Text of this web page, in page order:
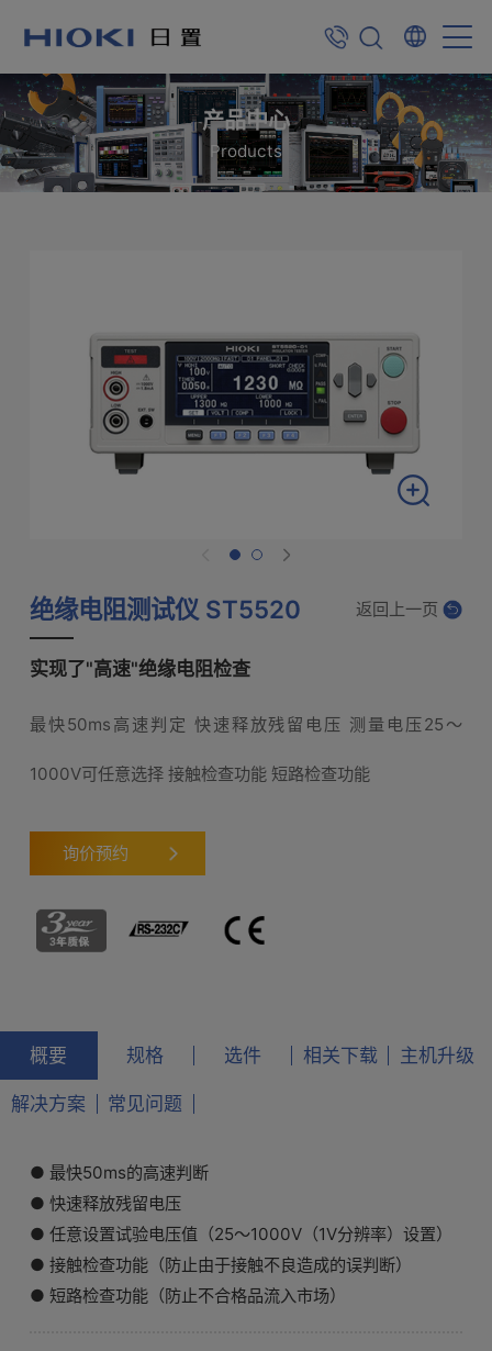
产品中心
Products
绝缘电阻测试仪 ST5520 返回上一页
实现了"高速"绝缘电阻检查
最快50ms高速判定 快速释放残留电压 测量电压25～
1000V可任意选择 接触检查功能 短路检查功能
询价预约
概要 规格 选件 相关下载 主机升级
解决方案 常见问题
● 最快50ms的高速判断
● 快速释放残留电压
● 任意设置试验电压值（25～1000V（1V分辨率）设置）
● 接触检查功能（防止由于接触不良造成的误判断）
● 短路检查功能（防止不合格品流入市场）